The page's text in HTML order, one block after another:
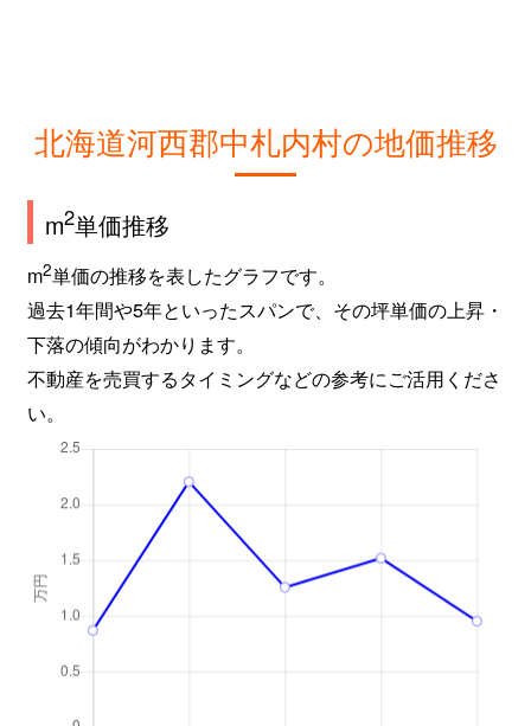
北海道河西郡中札内村の地価推移
m2単価推移
m2単価の推移を表したグラフです。
過去1年間や5年といったスパンで、その坪単価の上昇・
下落の傾向がわかります。
不動産を売買するタイミングなどの参考にご活用くださ
い。